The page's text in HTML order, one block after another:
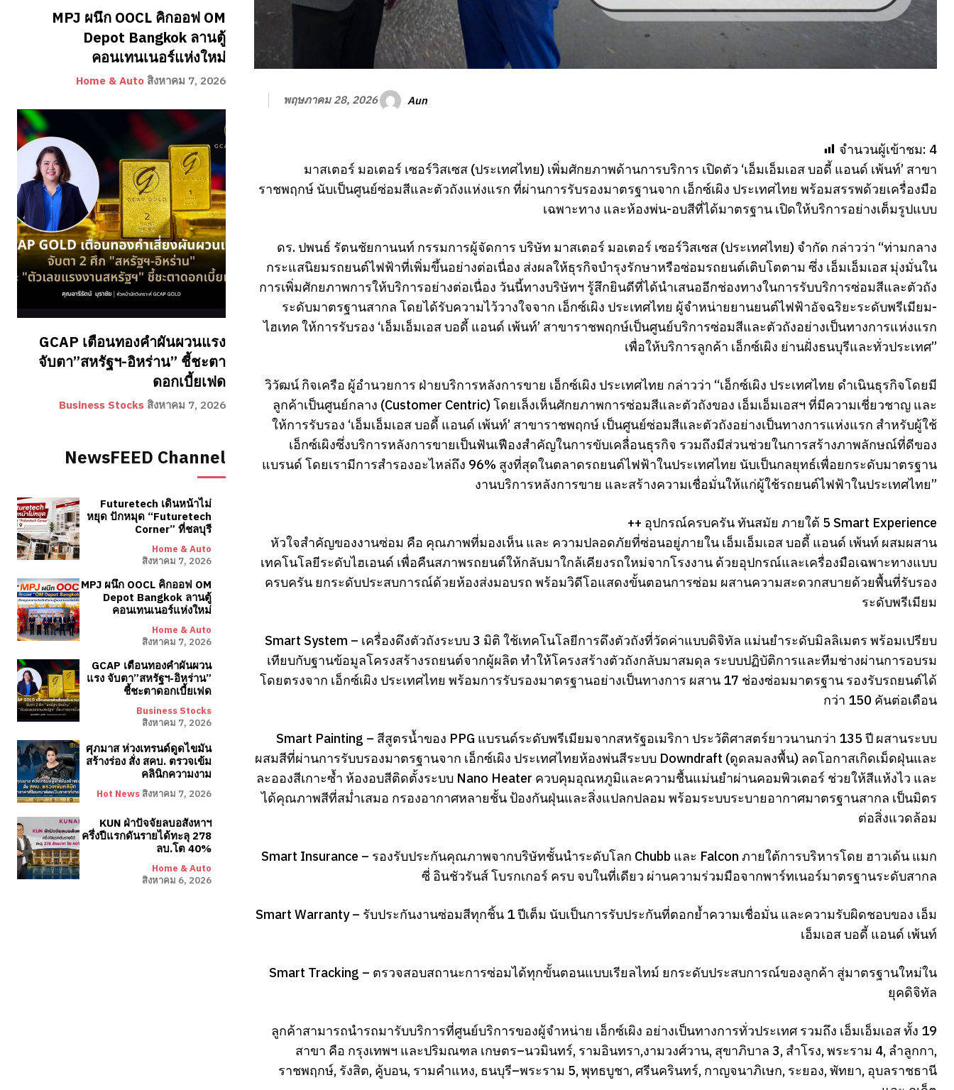
MPJ ผนึก OOCL คิกออฟ OM
Depot Bangkok ลานตู้
คอนเทนเนอร์แห่งใหม่
Home & Auto สิงหาคม 7, 2026
GCAP เตือนทองคำผันผวนแรง
จับตา”สหรัฐฯ-อิหร่าน” ชี้ชะตา
ดอกเบี้ยเฟด
Business Stocks สิงหาคม 7, 2026
NewsFEED Channel
Futuretech เดินหน้าไม่
หยุด ปักหมุด “Futuretech
Corner” ที่ชลบุรี
Home & Auto
สิงหาคม 7, 2026
MPJ ผนึก OOCL คิกออฟ OM
Depot Bangkok ลานตู้
คอนเทนเนอร์แห่งใหม่
Home & Auto
สิงหาคม 7, 2026
GCAP เตือนทองคำผันผวน
แรง จับตา”สหรัฐฯ-อิหร่าน”
ชี้ชะตาดอกเบี้ยเฟด
Business Stocks
สิงหาคม 7, 2026
ศุภมาส ห่วงเทรนด์ดูดไขมัน
สร้างร่อง สั่ง สคบ. ตรวจเข้ม
คลินิกความงาม
Hot News สิงหาคม 7, 2026
KUN ฝ่าปัจจัยลบอสังหาฯ
ครึ่งปีแรกดันรายได้ทะลุ 278
ลบ.โต 40%
Home & Auto
สิงหาคม 6, 2026
พฤษภาคม 28, 2026 Aun
จำนวนผู้เข้าชม: 4
มาสเตอร์ มอเตอร์ เซอร์วิสเซส (ประเทศไทย) เพิ่มศักยภาพด้านการบริการ เปิดตัว ‘เอ็มเอ็มเอส บอดี้ แอนด์ เพ้นท์’ สาขา
ราชพฤกษ์ นับเป็นศูนย์ซ่อมสีและตัวถังแห่งแรก ที่ผ่านการรับรองมาตรฐานจาก เอ็กซ์เผิง ประเทศไทย พร้อมสรรพด้วยเครื่องมือ
เฉพาะทาง และห้องพ่น-อบสีที่ได้มาตรฐาน เปิดให้บริการอย่างเต็มรูปแบบ
ดร. ปพนธ์ รัตนชัยกานนท์ กรรมการผู้จัดการ บริษัท มาสเตอร์ มอเตอร์ เซอร์วิสเซส (ประเทศไทย) จำกัด กล่าวว่า “ท่ามกลาง
กระแสนิยมรถยนต์ไฟฟ้าที่เพิ่มขึ้นอย่างต่อเนื่อง ส่งผลให้ธุรกิจบำรุงรักษาหรือซ่อมรถยนต์เติบโตตาม ซึ่ง เอ็มเอ็มเอส มุ่งมั่นใน
การเพิ่มศักยภาพการให้บริการอย่างต่อเนื่อง วันนี้ทางบริษัทฯ รู้สึกยินดีที่ได้นำเสนออีกช่องทางในการรับบริการซ่อมสีและตัวถัง
ระดับมาตรฐานสากล โดยได้รับความไว้วางใจจาก เอ็กซ์เผิง ประเทศไทย ผู้จำหน่ายยานยนต์ไฟฟ้าอัจฉริยะระดับพรีเมียม-
ไฮเทค ให้การรับรอง ‘เอ็มเอ็มเอส บอดี้ แอนด์ เพ้นท์’ สาขาราชพฤกษ์เป็นศูนย์บริการซ่อมสีและตัวถังอย่างเป็นทางการแห่งแรก
เพื่อให้บริการลูกค้า เอ็กซ์เผิง ย่านฝั่งธนบุรีและทั่วประเทศ”
วิวัฒน์ กิจเครือ ผู้อำนวยการ ฝ่ายบริการหลังการขาย เอ็กซ์เผิง ประเทศไทย กล่าวว่า “เอ็กซ์เผิง ประเทศไทย ดำเนินธุรกิจโดยมี
ลูกค้าเป็นศูนย์กลาง (Customer Centric) โดยเล็งเห็นศักยภาพการซ่อมสีและตัวถังของ เอ็มเอ็มเอสฯ ที่มีความเชี่ยวชาญ และ
ให้การรับรอง ‘เอ็มเอ็มเอส บอดี้ แอนด์ เพ้นท์’ สาขาราชพฤกษ์ เป็นศูนย์ซ่อมสีและตัวถังอย่างเป็นทางการแห่งแรก สำหรับผู้ใช้
เอ็กซ์เผิงซึ่งบริการหลังการขายเป็นฟันเฟืองสำคัญในการขับเคลื่อนธุรกิจ รวมถึงมีส่วนช่วยในการสร้างภาพลักษณ์ที่ดีของ
แบรนด์ โดยเรามีการสำรองอะไหล่ถึง 96% สูงที่สุดในตลาดรถยนต์ไฟฟ้าในประเทศไทย นับเป็นกลยุทธ์เพื่อยกระดับมาตรฐาน
งานบริการหลังการขาย และสร้างความเชื่อมั่นให้แก่ผู้ใช้รถยนต์ไฟฟ้าในประเทศไทย”
++ อุปกรณ์ครบครัน ทันสมัย ภายใต้ 5 Smart Experience
หัวใจสำคัญของงานซ่อม คือ คุณภาพที่มองเห็น และ ความปลอดภัยที่ซ่อนอยู่ภายใน เอ็มเอ็มเอส บอดี้ แอนด์ เพ้นท์ ผสมผสาน
เทคโนโลยีระดับไฮเอนด์ เพื่อคืนสภาพรถยนต์ให้กลับมาใกล้เคียงรถใหม่จากโรงงาน ด้วยอุปกรณ์และเครื่องมือเฉพาะทางแบบ
ครบครัน ยกระดับประสบการณ์ด้วยห้องส่งมอบรถ พร้อมวิดีโอแสดงขั้นตอนการซ่อม ผสานความสะดวกสบายด้วยพื้นที่รับรอง
ระดับพรีเมียม
Smart System – เครื่องดึงตัวถังระบบ 3 มิติ ใช้เทคโนโลยีการดึงตัวถังที่วัดค่าแบบดิจิทัล แม่นยำระดับมิลลิเมตร พร้อมเปรียบ
เทียบกับฐานข้อมูลโครงสร้างรถยนต์จากผู้ผลิต ทำให้โครงสร้างตัวถังกลับมาสมดุล ระบบปฏิบัติการและทีมช่างผ่านการอบรม
โดยตรงจาก เอ็กซ์เผิง ประเทศไทย พร้อมการรับรองมาตรฐานอย่างเป็นทางการ ผสาน 17 ช่องซ่อมมาตรฐาน รองรับรถยนต์ได้
กว่า 150 คันต่อเดือน
Smart Painting – สีสูตรน้ำของ PPG แบรนด์ระดับพรีเมียมจากสหรัฐอเมริกา ประวัติศาสตร์ยาวนานกว่า 135 ปี ผสานระบบ
ผสมสีที่ผ่านการรับบรองมาตรฐานจาก เอ็กซ์เผิง ประเทศไทยห้องพ่นสีระบบ Downdraft (ดูดลมลงพื้น) ลดโอกาสเกิดเม็ดฝุ่นและ
ละอองสีเกาะซ้ำ ห้องอบสีติดตั้งระบบ Nano Heater ควบคุมอุณหภูมิและความชื้นแม่นยำผ่านคอมพิวเตอร์ ช่วยให้สีแห้งไว และ
ได้คุณภาพสีที่สม่ำเสมอ กรองอากาศหลายชั้น ป้องกันฝุ่นและสิ่งแปลกปลอม พร้อมระบบระบายอากาศมาตรฐานสากล เป็นมิตร
ต่อสิ่งแวดล้อม
Smart Insurance – รองรับประกันคุณภาพจากบริษัทชั้นนำระดับโลก Chubb และ Falcon ภายใต้การบริหารโดย ฮาวเด้น แมก
ซี่ อินชัวรันส์ โบรกเกอร์ ครบ จบในที่เดียว ผ่านความร่วมมือจากพาร์ทเนอร์มาตรฐานระดับสากล
Smart Warranty – รับประกันงานซ่อมสีทุกชิ้น 1 ปีเต็ม นับเป็นการรับประกันที่ตอกย้ำความเชื่อมั่น และความรับผิดชอบของ เอ็ม
เอ็มเอส บอดี้ แอนด์ เพ้นท์
Smart Tracking – ตรวจสอบสถานะการซ่อมได้ทุกขั้นตอนแบบเรียลไทม์ ยกระดับประสบการณ์ของลูกค้า สู่มาตรฐานใหม่ใน
ยุคดิจิทัล
ลูกค้าสามารถนำรถมารับบริการที่ศูนย์บริการของผู้จำหน่าย เอ็กซ์เผิง อย่างเป็นทางการทั่วประเทศ รวมถึง เอ็มเอ็มเอส ทั้ง 19
สาขา คือ กรุงเทพฯ และปริมณฑล เกษตร–นวมินทร์, รามอินทรา,งามวงศ์วาน, สุขาภิบาล 3, สําโรง, พระราม 4, ลำลูกกา,
ราชพฤกษ์, รังสิต, คู้บอน, รามคำแหง, ธนบุรี–พระราม 5, พุทธบูชา, ศรีนครินทร์, กาญจนาภิเษก, ระยอง, พัทยา, อุบลราชธานี